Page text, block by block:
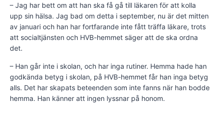
– Jag har bett om att han ska få gå till läkaren för att kolla
upp sin hälsa. Jag bad om detta i september, nu är det mitten
av januari och han har fortfarande inte fått träffa läkare, trots
att socialtjänsten och HVB-hemmet säger att de ska ordna
det.
– Han går inte i skolan, och har inga rutiner. Hemma hade han
godkända betyg i skolan, på HVB-hemmet får han inga betyg
alls. Det har skapats beteenden som inte fanns när han bodde
hemma. Han känner att ingen lyssnar på honom.